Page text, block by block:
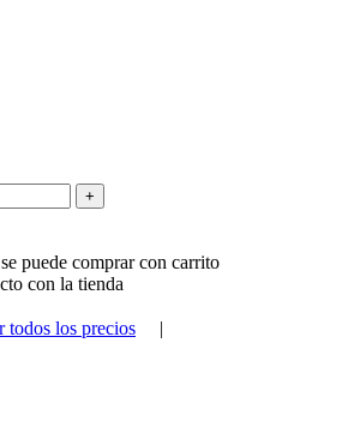
+
puede comprar con carrito
con la tienda
todos los precios |